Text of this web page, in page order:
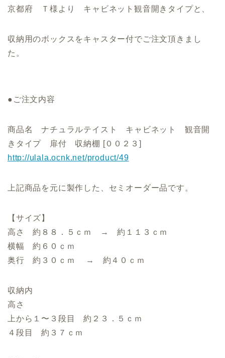
京都府 Ｔ様より キャビネット観音開きタイプと、
収納用のボックスをキャスター付でご注文頂きまし
た。
●ご注文内容
商品名 ナチュラルテイスト キャビネット 観音開
きタイプ 扉付 収納棚 [００２３]
http://ulala.ocnk.net/product/49
上記商品を元に製作した、セミオーダー品です。
【サイズ】
高さ 約８８．５ｃｍ → 約１１３ｃｍ
横幅 約６０ｃｍ
奥行 約３０ｃｍ → 約４０ｃｍ
収納内
高さ
上から１〜３段目 約２３．５ｃｍ
４段目 約３７ｃｍ